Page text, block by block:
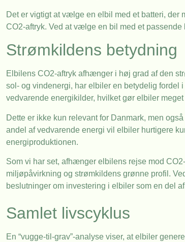
Det er vigtigt at vælge en elbil med et batteri, der
CO2-aftryk. Ved at vælge en bil med et
Strømkildens betydning
Elbilens CO2-aftryk afhænger i høj grad af den
sol- og vindenergi, har elbiler en betydelig fordel
vedvarende energikilder, hvilket gør elbiler
Dette er ikke kun relevant for Danmark, men
andel af vedvarende energi vil elbiler hurtigere
energiproduktionen.
Som vi har set, afhænger elbilens rejse mod
miljøpåvirkning og strømkildens grønne profil.
beslutninger om investering i elbiler som en del
Samlet livscyklus
En “vugge-til-grav”-analyse viser, at elbiler